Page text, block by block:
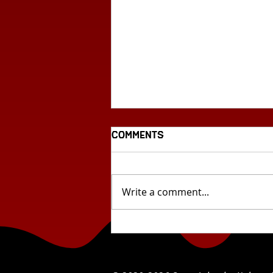
(22.6.2026 – 28.6.2026)
Comments
Write a comment...